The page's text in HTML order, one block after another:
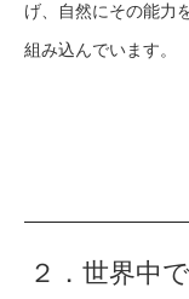
げ、自然にその能力
組み込んでいます。
２．世界中